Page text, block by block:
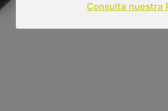
Consulta nuestra